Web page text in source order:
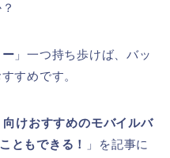
」一つ持ち歩けば、バッ
すめです。
けおすすめのモバイルバ
ともできる！
」を記事に